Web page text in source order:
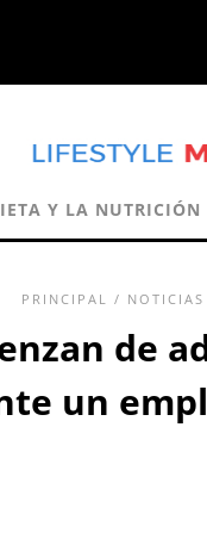
Y LA NUTRICIÓN
PRINCIPAL / NOTICIAS
de
un